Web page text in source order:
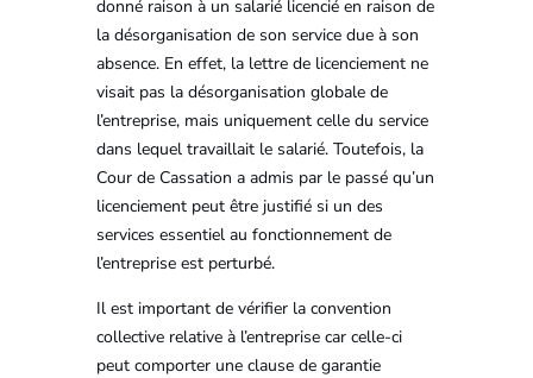
donné raison à un salarié licencié en raison de
la désorganisation de son service due à son
absence. En effet, la lettre de licenciement ne
visait pas la désorganisation globale de
l’entreprise, mais uniquement celle du service
dans lequel travaillait le salarié. Toutefois, la
Cour de Cassation a admis par le passé qu’un
licenciement peut être justifié si un des
services essentiel au fonctionnement de
l’entreprise est perturbé.
Il est important de vérifier la convention
collective relative à l’entreprise car celle-ci
peut comporter une clause de garantie